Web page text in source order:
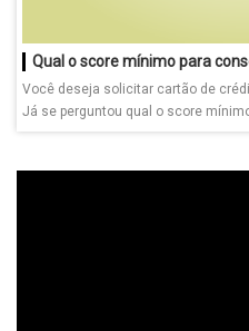
Qual o score mínimo para
Você deseja solicitar cartão de
Já se perguntou qual o score